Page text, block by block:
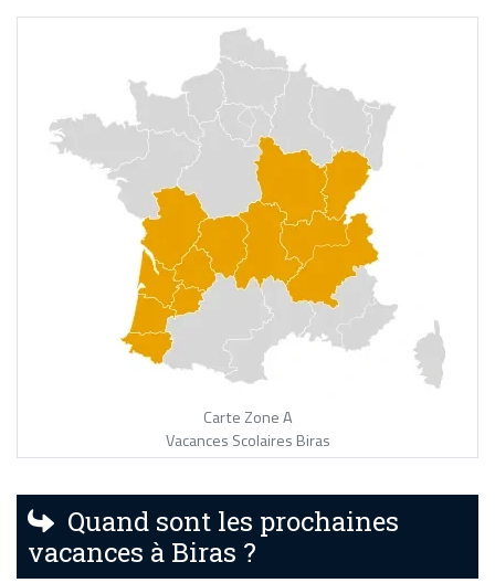
Carte Zone A
Vacances Scolaires Biras
Quand sont les prochaines
vacances à Biras ?